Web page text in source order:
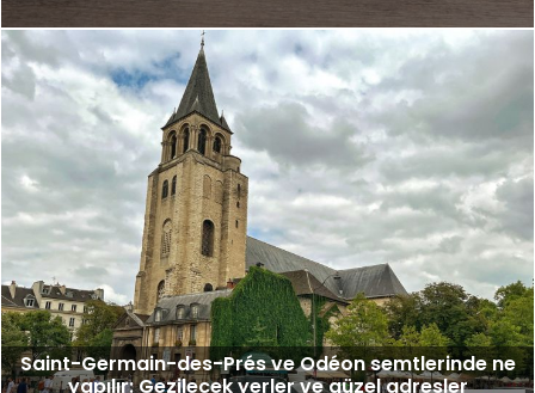
Saint-Germain-des-Prés ve Odéon semtlerinde ne
yapılır: Gezilecek yerler ve güzel adresler